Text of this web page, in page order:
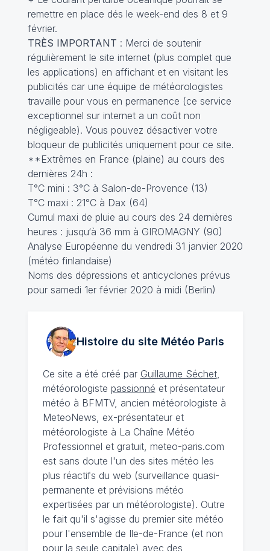
remettre en place dés le week-end des 8 et 9
février.
TRÈS IMPORTANT : Merci de soutenir
régulièrement le site internet (plus complet que
les applications) en affichant et en visitant les
publicités car une équipe de météorologistes
travaille pour vous en permanence (ce service
exceptionnel sur internet a un coût non
négligeable). Vous pouvez désactiver votre
bloqueur de publicités uniquement pour ce site.
**Extrêmes en France (plaine) au cours des
dernières 24h :
T°C mini : 3°C à Salon-de-Provence (13)
T°C maxi : 21°C à Dax (64)
Cumul maxi de pluie au cours des 24 dernières
heures : jusqu‘à 36 mm à GIROMAGNY (90)
Analyse Européenne du vendredi 31 janvier 2020
(météo finlandaise)
Noms des dépressions et anticyclones prévus
pour samedi 1er février 2020 à midi (Berlin)
Histoire du site MétéoParis
Ce site a été créé par Guillaume Séchet,
météorologiste passionné et présentateur
météo à BFMTV, ancien météorologiste à
MeteoNews, ex-présentateur et
météorologiste à La Chaîne Météo
Professionnel et gratuit, meteo-paris.com
est sans doute l'un des sites météo les
plus réactifs du web (surveillance quasi-
permanente et prévisions météo
expertisées par un météorologiste). Outre
le fait qu'il s'agisse du premier site météo
pour l'ensemble de Ile-de-France (et non
pour la seule capitale) avec des